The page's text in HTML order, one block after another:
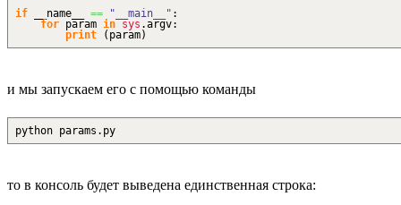
if __name__ == "__main__" :
for param in sys .argv:
print
( param)
и мы запускаем его с помощью команды
python params.py
то в консоль будет выведена единственная строка: